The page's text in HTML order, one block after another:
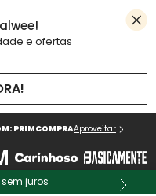
e ofertas
PRIMCOMPRAAproveitar
sem juros